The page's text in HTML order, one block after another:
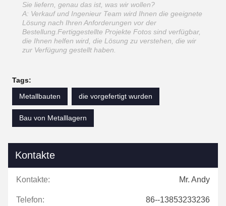
Sie liefern, genau das ist, was wir wollen?
A: Verkauf und Ingenieur Team wird Ihnen die geeignete
Lösung nach Ihren Anforderungen vor der
Bestellung.Fertiggestellte Projekte Fotos sind verfügbar,
die Ihnen helfen wird, die Lösung zu verstehen, die wir
zur Verfügung gestellt haben.
Tags:
Metallbauten
die vorgefertigt wurden
Bau von Metalllagern
Kontakte
Kontakte: Mr. Andy
Telefon: 86--13853233236